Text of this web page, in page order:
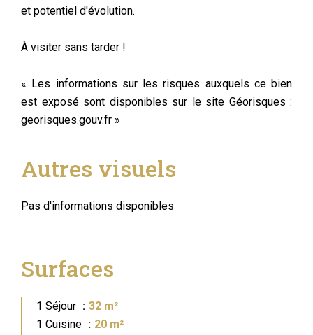
et potentiel d'évolution.
À visiter sans tarder !
« Les informations sur les risques auxquels ce bien
est exposé sont disponibles sur le site Géorisques :
georisques.gouv.fr »
Autres visuels
Pas d'informations disponibles
Surfaces
1 Séjour
32 m²
1 Cuisine
20 m²